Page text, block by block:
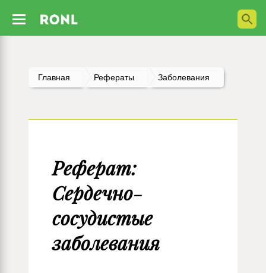
Главная Рефераты Заболевания
Реферат:
Сердечно-
сосудистые
заболевания